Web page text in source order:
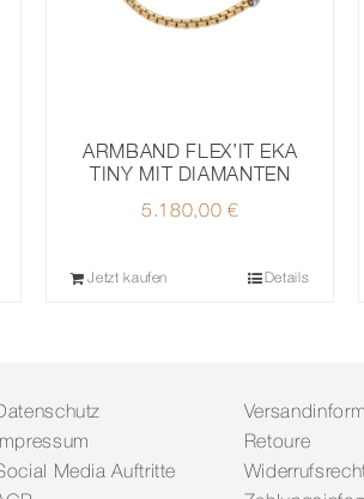
ARMBAND FLEX’IT EKA
TINY MIT DIAMANTEN
5.180,00 €
Jetzt kaufen Details
Impressum
Media Auftritte
Retoure